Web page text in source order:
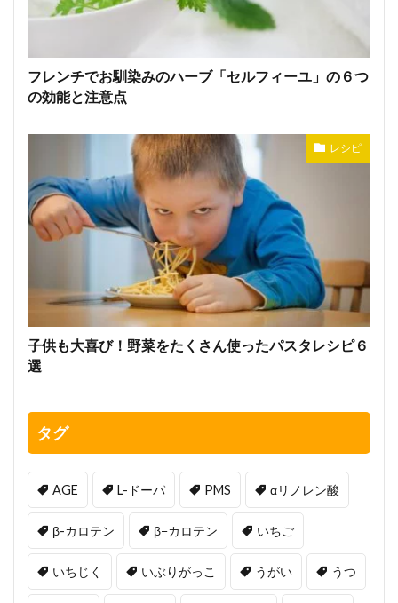
フレンチでお馴染みのハーブ「セルフィーユ」の６つ
の効能と注意点
レシピ
子供も大喜び！野菜をたくさん使ったパスタレシピ６
選
タグ
AGE L-ドーパ PMS αリノレン酸
β-カロテン β−カロテン いちご
いちじく いぶりがっこ うがい うつ